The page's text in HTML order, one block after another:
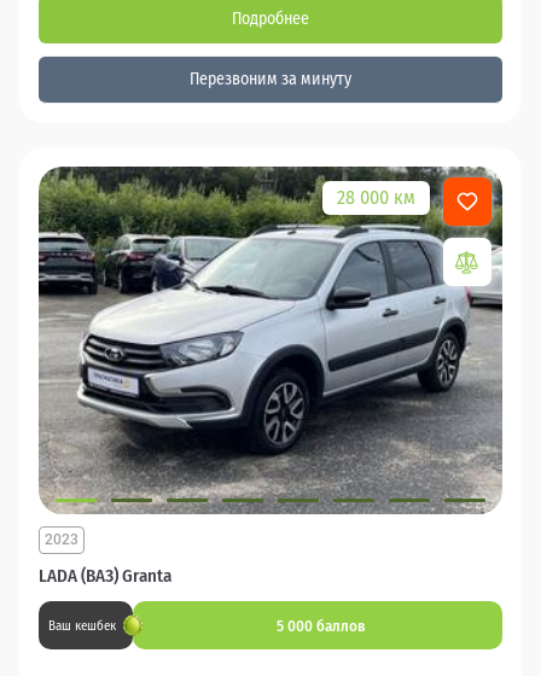
Подробнее
Перезвоним за минуту
28 000 км
LADA (ВАЗ) Granta
2023
Ваш кешбек 5 000 баллов